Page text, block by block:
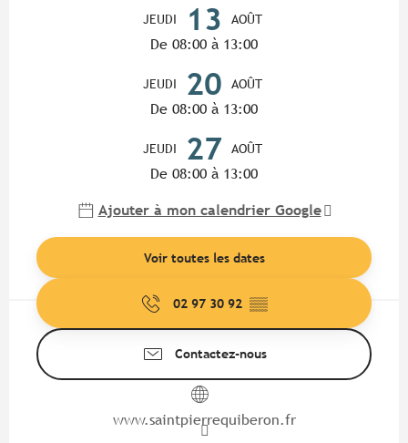
JEUDI 13 AOÛT
De 08:00 à 13:00
JEUDI 20 AOÛT
De 08:00 à 13:00
JEUDI 27 AOÛT
De 08:00 à 13:00
Ajouter à mon calendrier Google
Voir toutes les dates
02 97 30 92 ▒▒
Contactez-nous
www.saintpierrequiberon.fr